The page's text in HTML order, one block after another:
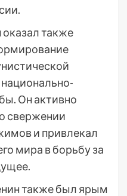
также
Он активно
свержении
и привлекал
мира в борьбу за
также был ярым